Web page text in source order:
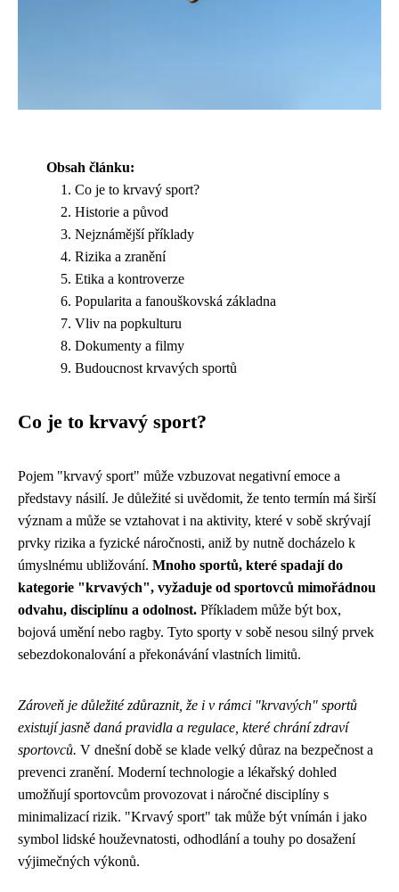
Obsah článku:
Co je to krvavý sport?
Historie a původ
Nejznámější příklady
Rizika a zranění
Etika a kontroverze
Popularita a fanouškovská základna
Vliv na popkulturu
Dokumenty a filmy
Budoucnost krvavých sportů
Co je to krvavý sport?
Pojem "krvavý sport" může vzbuzovat negativní emoce a
představy násilí. Je důležité si uvědomit, že tento termín má širší
význam a může se vztahovat i na aktivity, které v sobě skrývají
prvky rizika a fyzické náročnosti, aniž by nutně docházelo k
úmyslnému ubližování. Mnoho sportů, které spadají do
kategorie "krvavých", vyžaduje od sportovců mimořádnou
odvahu, disciplínu a odolnost. Příkladem může být box,
bojová umění nebo ragby. Tyto sporty v sobě nesou silný prvek
sebezdokonalování a překonávání vlastních limitů.
Zároveň je důležité zdůraznit, že i v rámci "krvavých" sportů
existují jasně daná pravidla a regulace, které chrání zdraví
sportovců. V dnešní době se klade velký důraz na bezpečnost a
prevenci zranění. Moderní technologie a lékařský dohled
umožňují sportovcům provozovat i náročné disciplíny s
minimalizací rizik. "Krvavý sport" tak může být vnímán i jako
symbol lidské houževnatosti, odhodlání a touhy po dosažení
výjimečných výkonů.